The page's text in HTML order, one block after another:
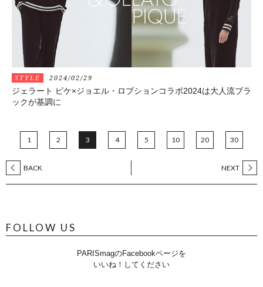
STYLE 2024/02/29
ジェラート ピケ×ジョエル・ロブションコラボ2024は大人流ブラ
ックが基調に
BACK
1 2 3 4 5 10 20 30
NEXT
FOLLOW US
PARISmagのFacebookページを
いいね！してください